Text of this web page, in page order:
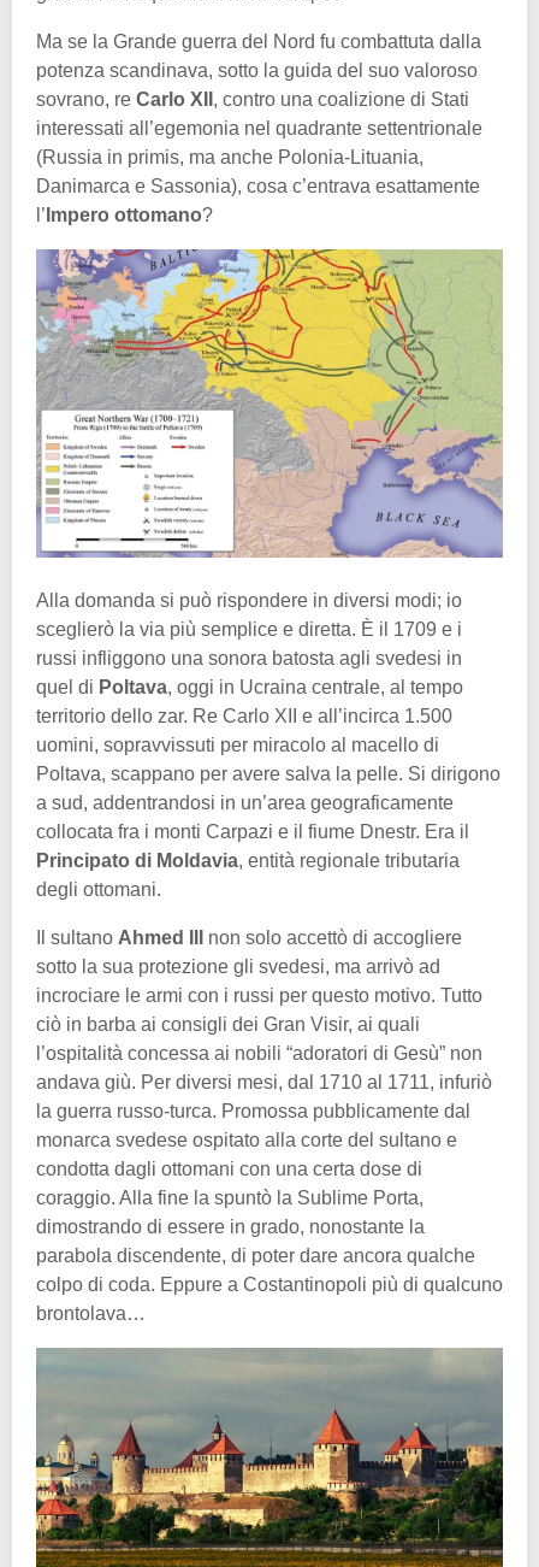
Ma se la Grande guerra del Nord fu combattuta dalla
potenza scandinava, sotto la guida del suo valoroso
sovrano, re Carlo XII , contro una coalizione di Stati
interessati all’egemonia nel quadrante settentrionale
(Russia in primis, ma anche Polonia-Lituania,
Danimarca e Sassonia), cosa c’entrava esattamente
l’ Impero ottomano?
Alla domanda si può rispondere in diversi modi; io
sceglierò la via più semplice e diretta. È il 1709 e i
russi infliggono una sonora batosta agli svedesi in
quel di Poltava, oggi in Ucraina centrale, al tempo
territorio dello zar. Re Carlo XII e all’incirca 1.500
uomini, sopravvissuti per miracolo al macello di
Poltava, scappano per avere salva la pelle. Si dirigono
a sud, addentrandosi in un’area geograficamente
collocata fra i monti Carpazi e il fiume Dnestr. Era il
Principato di Moldavia, entità regionale tributaria
degli ottomani.
Il sultano Ahmed III
non solo accettò di accogliere
sotto la sua protezione gli svedesi, ma arrivò ad
incrociare le armi con i russi per questo motivo. Tutto
ciò in barba ai consigli dei Gran Visir, ai quali
l’ospitalità concessa ai nobili “adoratori di Gesù” non
andava giù. Per diversi mesi, dal 1710 al 1711, infuriò
la guerra russo-turca. Promossa pubblicamente dal
monarca svedese ospitato alla corte del sultano e
condotta dagli ottomani con una certa dose di
coraggio. Alla fine la spuntò la Sublime Porta,
dimostrando di essere in grado, nonostante la
parabola discendente, di poter dare ancora qualche
colpo di coda. Eppure a Costantinopoli più di qualcuno
brontolava…